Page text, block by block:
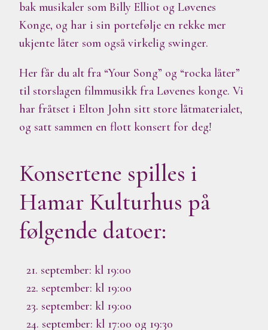
bak musikaler som Billy Elliot og Løvenes
Konge, og har i sin portefølje en rekke mer
ukjente låter som også virkelig swinger.
Her får du alt fra “Your Song” og “rocka låter”
til storslagen filmmusikk fra Løvenes konge. Vi
har fråtset i Elton John sitt store låtmaterialet,
og satt sammen en flott konsert for deg!
Konsertene spilles i
Hamar Kulturhus på
følgende datoer:
21. september: kl 19:00
22. september: kl 19:00
23. september: kl 19:00
24. september: kl 17:00 og 19:30